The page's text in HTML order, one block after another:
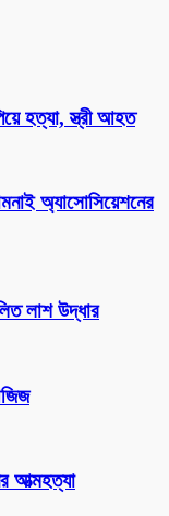
হত্যা, স্ত্রী আহত
অ্যাসোসিয়েশনের
লাশ উদ্ধার
আত্মহত্যা